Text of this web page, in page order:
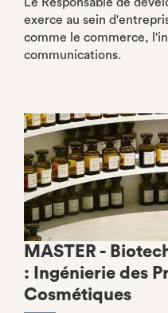
exerce au sein
comme le commerce,
communications.
MASTER -
: Ingénierie des
Cosmétiques